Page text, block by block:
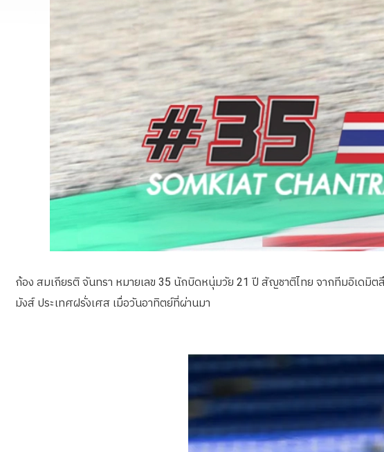
ก้อง สมเกียรติ จันทรา หมายเลข 35 นักบิดหนุ่มวัย 21 ปี สัญชาติไทย จากทีมอิเดมิต
มังส์ ประเทศฝรั่งเศส เมื่อวันอาทิตย์ที่ผ่านมา